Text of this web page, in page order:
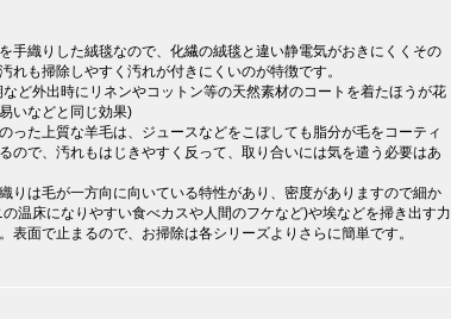
を手織りした絨毯なので、化繊の絨毯と違い静電気がおきにくくその
れも掃除しやすく汚れが付きにくいのが特徴です。
ど外出時にリネンやコットン等の天然素材のコートを着たほうが花
いなどと同じ効果)
った上質な羊毛は、ジュースなどをこぼしても脂分が毛をコーティ
ので、汚れもはじきやすく反って、取り合いには気を遣う必要はあ
りは毛が一方向に向いている特性があり、密度がありますので細か
の温床になりやすい食べカスや人間のフケなど)や埃などを掃き出す力
表面で止まるので、お掃除は各シリーズよりさらに簡単です。